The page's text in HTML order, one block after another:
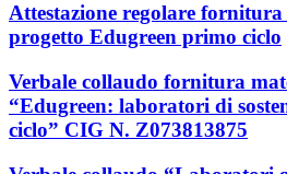
Attestazione regolare
progetto Edugreen primo ciclo
Verbale collaudo fornitura
“Edugreen: laboratori di
ciclo” CIG N. Z073813875